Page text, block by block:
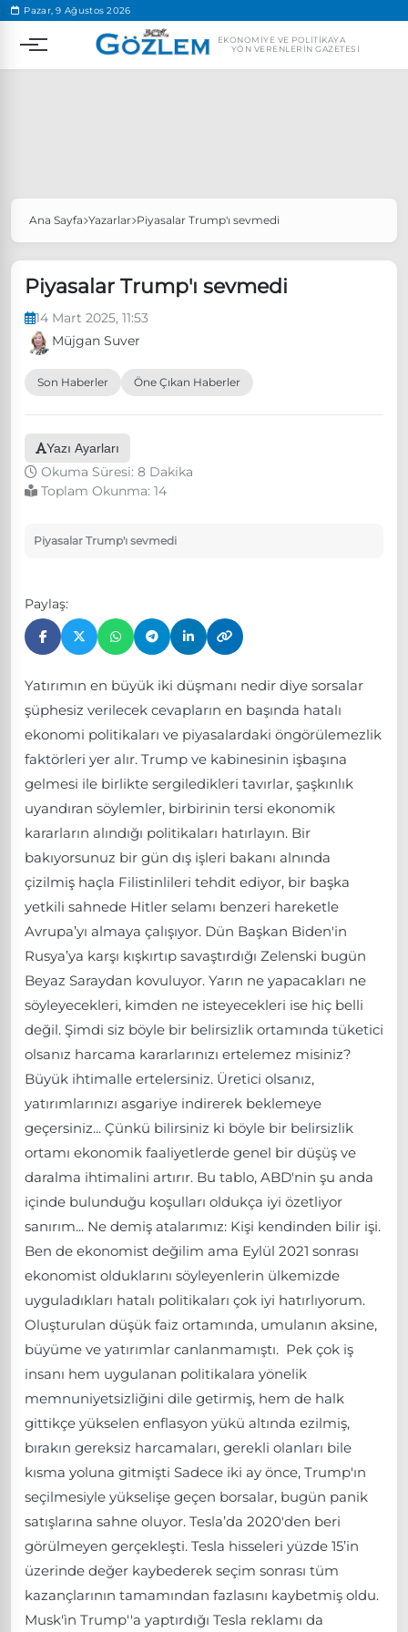
Pazar, 9 Ağustos 2026
EKONOMIYE VE POLITIKAYA
YÖN VERENLERIN GAZETESI
Popüler Aramalar
Özgür Özel, Ekrem İmamoğlu’nu ziyaret edecek
Ünlü çift bir etkinliğe daha katılmama kararı aldı
Boykot
Ana Sayfa Yazarlar Piyasalar Trump'ı sevmedi
Piyasalar Trump'ı sevmedi
14 Mart 2025, 11:53
Müjgan Suver
Son Haberler Öne Çıkan Haberler
Yazı Ayarları
Okuma Süresi: 8 Dakika
Toplam Okunma: 14
Piyasalar Trump'ı sevmedi
Paylaş:
Yatırımın en büyük iki düşmanı nedir diye sorsalar
şüphesiz verilecek cevapların en başında hatalı
ekonomi politikaları ve piyasalardaki öngörülemezlik
faktörleri yer alır. Trump ve kabinesinin işbaşına
gelmesi ile birlikte sergiledikleri tavırlar, şaşkınlık
uyandıran söylemler, birbirinin tersi ekonomik
kararların alındığı politikaları hatırlayın. Bir
bakıyorsunuz bir gün dış işleri bakanı alnında
çizilmiş haçla Filistinlileri tehdit ediyor, bir başka
yetkili sahnede Hitler selamı benzeri hareketle
Avrupa’yı almaya çalışıyor. Dün Başkan Biden'in
Rusya’ya karşı kışkırtıp savaştırdığı Zelenski bugün
Beyaz Saraydan kovuluyor. Yarın ne yapacakları ne
söyleyecekleri, kimden ne isteyecekleri ise hiç belli
değil. Şimdi siz böyle bir belirsizlik ortamında tüketici
olsanız harcama kararlarınızı ertelemez misiniz?
Büyük ihtimalle ertelersiniz. Üretici olsanız,
yatırımlarınızı asgariye indirerek beklemeye
geçersiniz... Çünkü bilirsiniz ki böyle bir belirsizlik
ortamı ekonomik faaliyetlerde genel bir düşüş ve
daralma ihtimalini artırır. Bu tablo, ABD'nin şu anda
içinde bulunduğu koşulları oldukça iyi özetliyor
sanırım... Ne demiş atalarımız: Kişi kendinden bilir işi.
Ben de ekonomist değilim ama Eylül 2021 sonrası
ekonomist olduklarını söyleyenlerin ülkemizde
uyguladıkları hatalı politikaları çok iyi hatırlıyorum.
Oluşturulan düşük faiz ortamında, umulanın aksine,
büyüme ve yatırımlar canlanmamıştı. Pek çok iş
insanı hem uygulanan politikalara yönelik
memnuniyetsizliğini dile getirmiş, hem de halk
gittikçe yükselen enflasyon yükü altında ezilmiş,
bırakın gereksiz harcamaları, gerekli olanları bile
kısma yoluna gitmişti Sadece iki ay önce, Trump'ın
seçilmesiyle yükselişe geçen borsalar, bugün panik
satışlarına sahne oluyor. Tesla’da 2020'den beri
görülmeyen gerçekleşti. Tesla hisseleri yüzde 15’in
üzerinde değer kaybederek seçim sonrası tüm
kazançlarının tamamından fazlasını kaybetmiş oldu.
Musk'ìn Trump''a yaptırdığı Tesla reklamı da